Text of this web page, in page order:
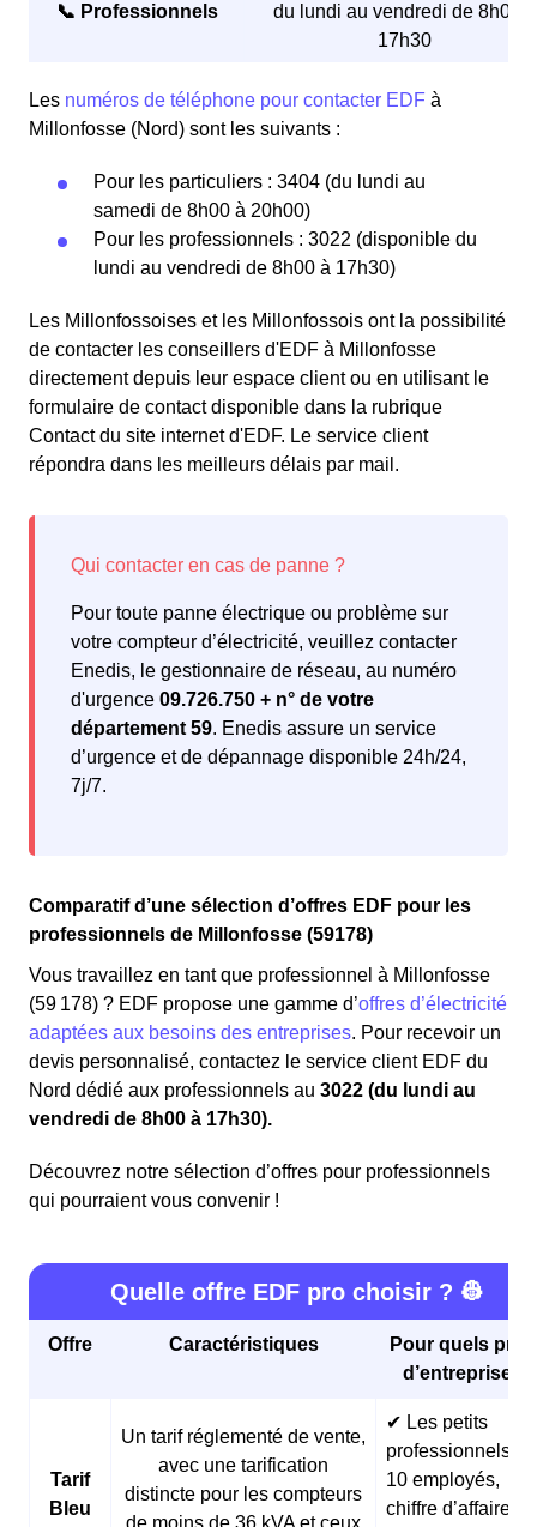
📞 Professionnels
du lundi au vendredi de 8h00 à
17h30
Les numéros de téléphone pour contacter EDF à
Millonfosse (Nord) sont les suivants :
Pour les particuliers : 3404 (du lundi au
samedi de 8h00 à 20h00)
Pour les professionnels : 3022 (disponible du
lundi au vendredi de 8h00 à 17h30)
Les Millonfossoises et les Millonfossois ont la possibilité
de contacter les conseillers d'EDF à Millonfosse
directement depuis leur espace client ou en utilisant le
formulaire de contact disponible dans la rubrique
Contact du site internet d'EDF. Le service client
répondra dans les meilleurs délais par mail.
Pour toute panne électrique ou problème sur
votre compteur d’électricité, veuillez contacter
Enedis, le gestionnaire de réseau, au numéro
d'urgence 09.726.750 + n° de votre
département 59. Enedis assure un service
d’urgence et de dépannage disponible 24h/24,
7j/7.
Comparatif d’une sélection d’offres EDF pour les
professionnels de Millonfosse (59178)
Vous travaillez en tant que professionnel à Millonfosse
(59 178) ? EDF propose une gamme d’offres d’électricité
adaptées aux besoins des entreprises. Pour recevoir un
devis personnalisé, contactez le service client EDF du
Nord dédié aux professionnels au 3022 (du lundi au
vendredi de 8h00 à 17h30).
Découvrez notre sélection d’offres pour professionnels
qui pourraient vous convenir !
Quelle offre EDF pro choisir ? 👷
Offre Caractéristiques
Pour quels
d’entreprises
Tarif
Bleu
Un tarif réglementé de vente,
avec une tarification
distincte pour les compteurs
✔ Les petits
professionnels (<
10 employés,
chiffre d’affaires